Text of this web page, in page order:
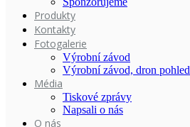
Produkty
Kontakty
Fotogalerie
Výrobní závod
Výrobní závod, dron pohled
Média
Tiskové zprávy
Napsali o nás
O nás